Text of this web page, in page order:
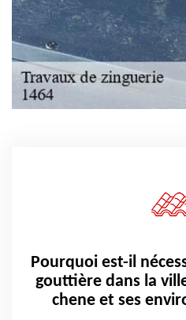
Pourquoi est-il
gouttière dans la
chene et ses